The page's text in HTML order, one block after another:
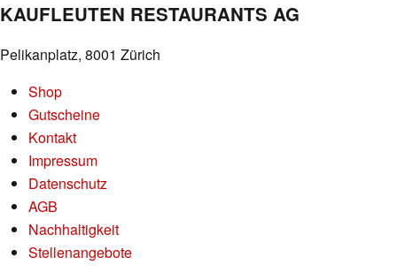
KAUFLEUTEN RESTAURANTS AG
Pelikanplatz, 8001 Zürich
Shop
Gutscheine
Kontakt
Impressum
Datenschutz
AGB
Nachhaltigkeit
Stellenangebote